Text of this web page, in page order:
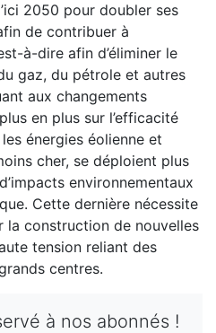
2050 pour doubler ses
de contribuer à
à-dire afin d’éliminer le
gaz, du pétrole et autres
aux changements
en plus sur l’efficacité
énergies éolienne et
cher, se déploient plus
environnementaux
Cette dernière nécessite
la construction de nouvelles
tension reliant des
centres.
à nos abonnés !